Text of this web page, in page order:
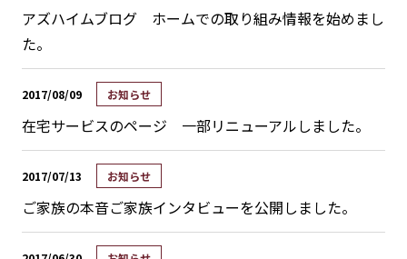
アズハイムブログ ホームでの取り組み情報を始めまし
た。
2017/08/09 お知らせ
在宅サービスのページ 一部リニューアルしました。
2017/07/13 お知らせ
ご家族の本音ご家族インタビューを公開しました。